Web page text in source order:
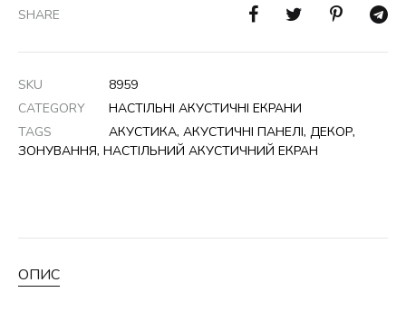
SHARE
SKU
8959
CATEGORY
НАСТІЛЬНІ АКУСТИЧНІ ЕКРАНИ
TAGS
АКУСТИКА, АКУСТИЧНІ ПАНЕЛІ, ДЕКОР,
ЗОНУВАННЯ, НАСТІЛЬНИЙ АКУСТИЧНИЙ ЕКРАН
ОПИС